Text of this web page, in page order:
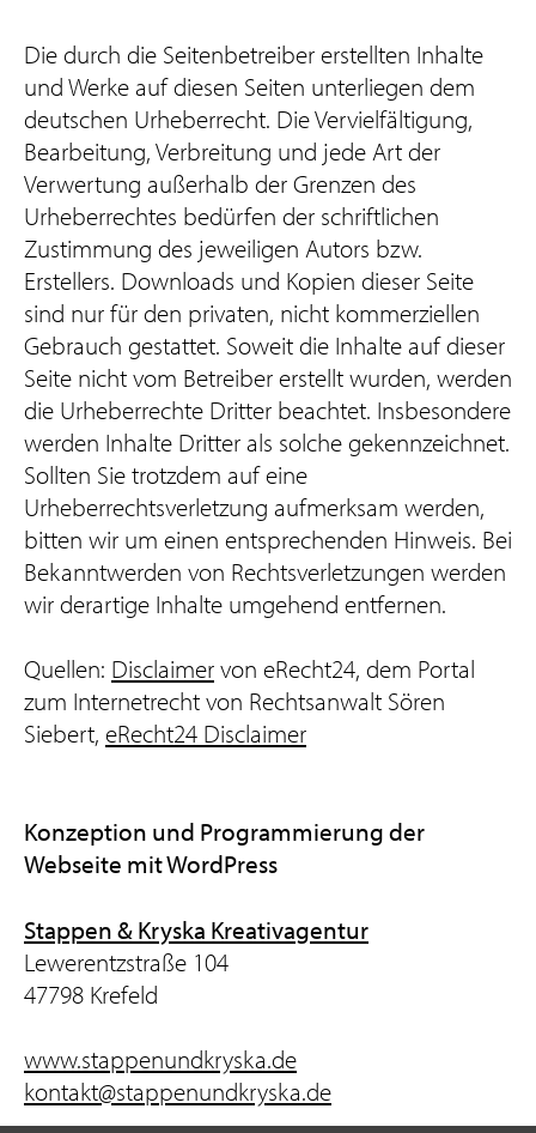
Die durch die Seitenbetreiber erstellten Inhalte
und Werke auf diesen Seiten unterliegen dem
deutschen Urheberrecht. Die Vervielfältigung,
Bearbeitung, Verbreitung und jede Art der
Verwertung außerhalb der Grenzen des
Urheberrechtes bedürfen der schriftlichen
Zustimmung des jeweiligen Autors bzw.
Erstellers. Downloads und Kopien dieser Seite
sind nur für den privaten, nicht kommerziellen
Gebrauch gestattet. Soweit die Inhalte auf dieser
Seite nicht vom Betreiber erstellt wurden, werden
die Urheberrechte Dritter beachtet. Insbesondere
werden Inhalte Dritter als solche gekennzeichnet.
Sollten Sie trotzdem auf eine
Urheberrechtsverletzung aufmerksam werden,
bitten wir um einen entsprechenden Hinweis. Bei
Bekanntwerden von Rechtsverletzungen werden
wir derartige Inhalte umgehend entfernen.
Quellen: Disclaimervon eRecht24, dem Portal
zum Internetrecht von Rechtsanwalt Sören
Siebert, eRecht24 Disclaimer
Konzeption und Programmierung der
Webseite mit WordPress
Stappen & Kryska Kreativagentur
Lewerentzstraße 104
47798 Krefeld
www.stappenundkryska.de
kontakt@stappenundkryska.de